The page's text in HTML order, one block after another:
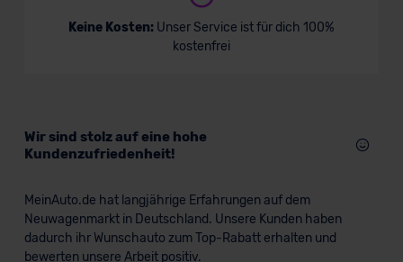
Keine Kosten: Unser Service ist für dich 100%
kostenfrei
Wir sind stolz auf eine hohe
Kundenzufriedenheit!
MeinAuto.de hat langjährige Erfahrungen auf dem
Neuwagenmarkt in Deutschland. Unsere Kunden haben
dadurch ihr Wunschauto zum Top-Rabatt erhalten und
bewerten unsere Arbeit positiv.